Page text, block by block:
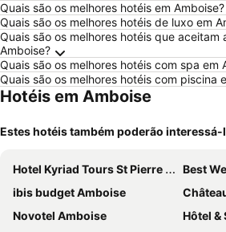
Quais são os melhores hotéis em Amboise?
Quais são os melhores hotéis de luxo em
Quais são os melhores hotéis que aceitam
Amboise?
Quais são os melhores hotéis com spa em
Quais são os melhores hotéis com piscina
Hotéis em Amboise
Estes hotéis também poderão interessá-
Hotel Kyriad Tours St Pierre des Corps Gare
Best
ibis budget Amboise
Château de
Novotel Amboise
Hôtel & Spa du